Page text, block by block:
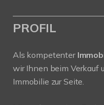
PROFIL
Als kompetenter
wir Ihnen beim Verkauf
Immobilie zur Seite.